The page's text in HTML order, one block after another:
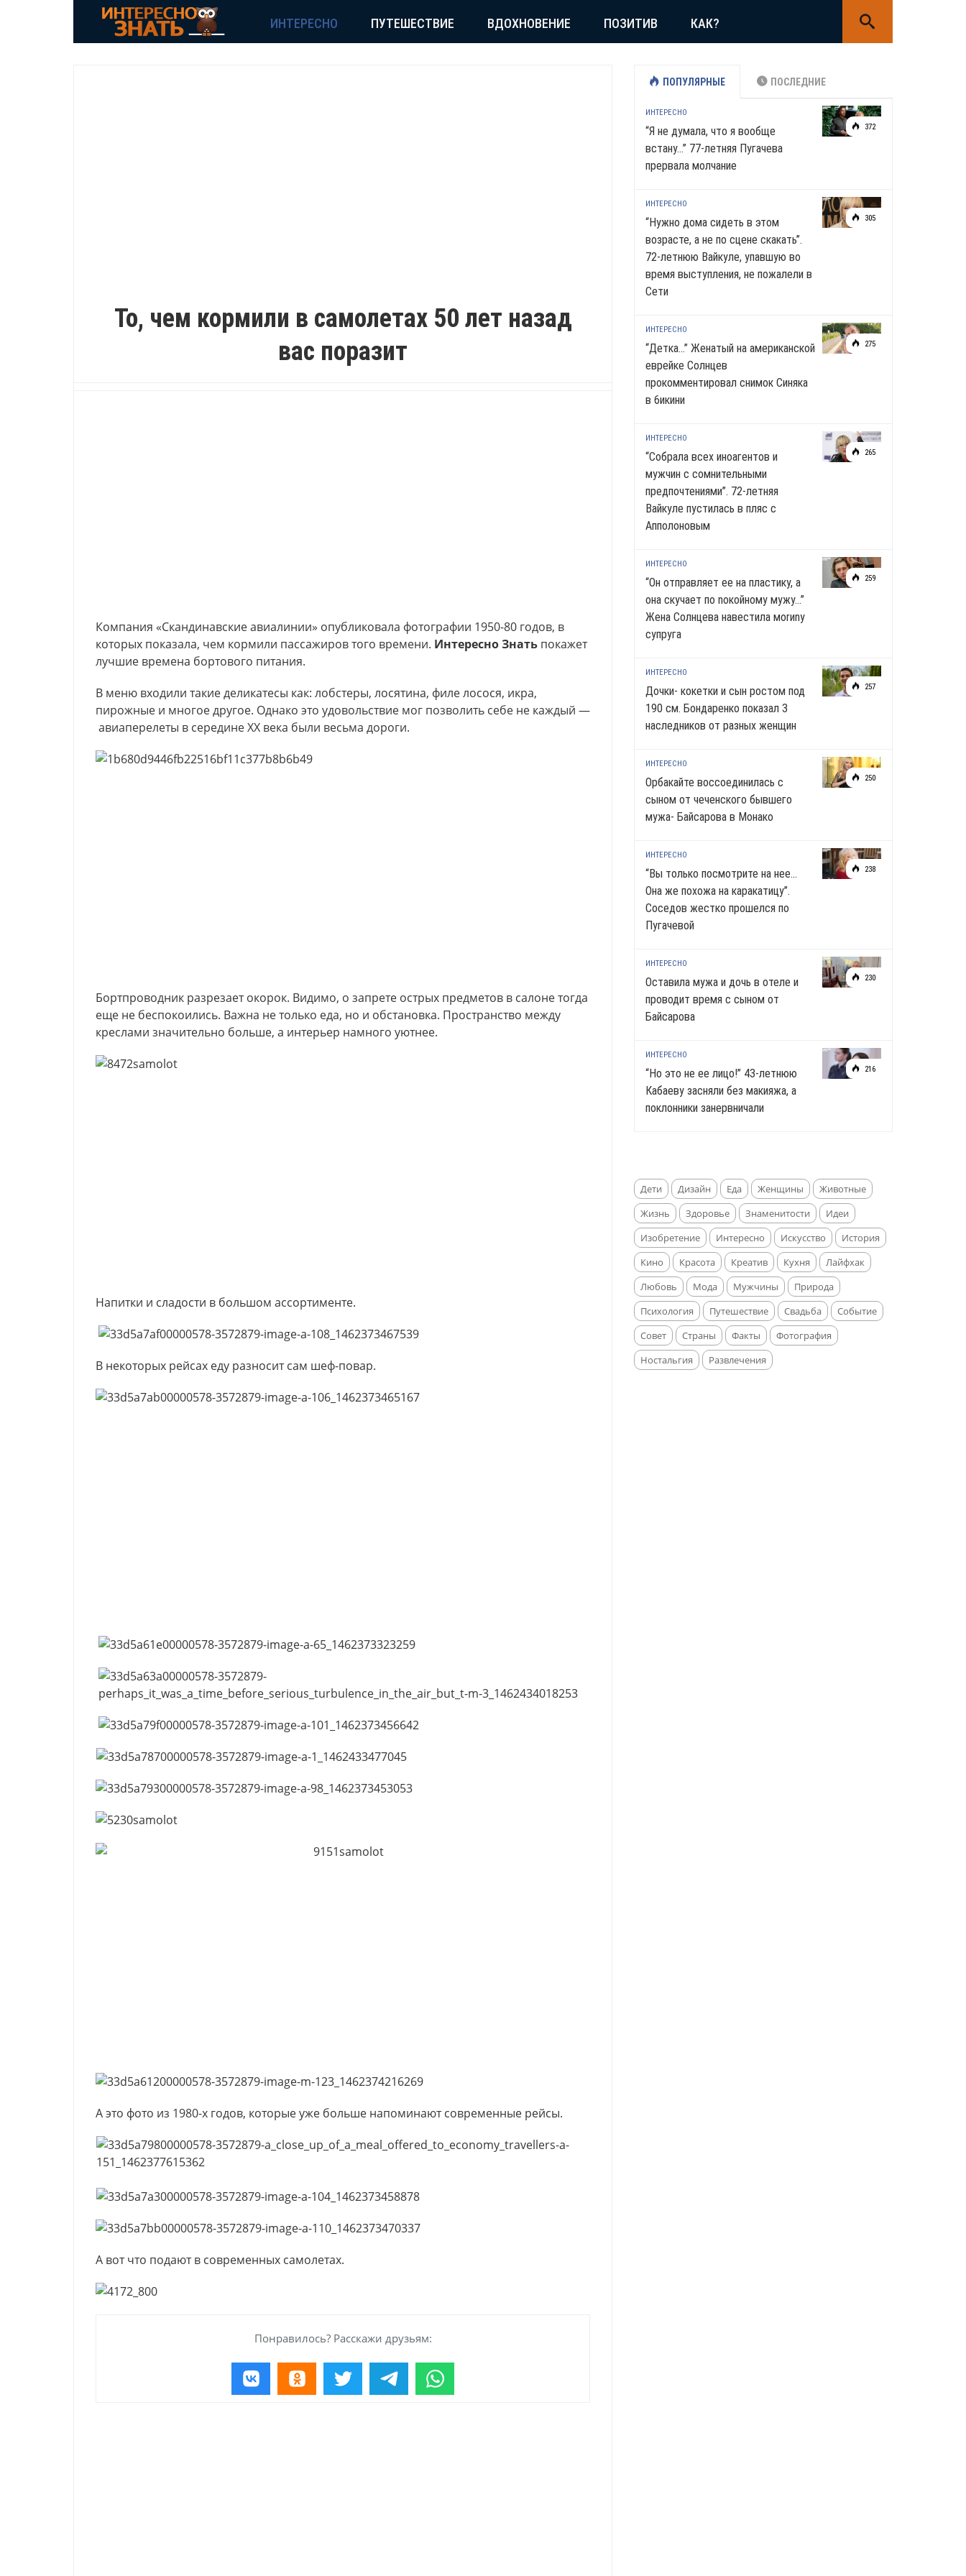
ИНТЕРЕСНО ПУТЕШЕСТВИЕ ВДОХНОВЕНИЕ ПОЗИТИВ КАК?
То, чем кормили в самолетах 50 лет назад
вас поразит
Компания «Скандинавские авиалинии» опубликовала фотографии 1950-80 годов, в
которых показала, чем кормили пассажиров того времени. Интересно Знать покажет
лучшие времена бортового питания.
В меню входили такие деликатесы как: лобстеры, лосятина, филе лосося, икра,
пирожные и многое другое. Однако это удовольствие мог позволить себе не каждый —
авиаперелеты в середине ХХ века были весьма дороги.
Бортпроводник разрезает окорок. Видимо, о запрете острых предметов в салоне тогда
еще не беспокоились. Важна не только еда, но и обстановка. Пространство между
креслами значительно больше, а интерьер намного уютнее.
Напитки и сладости в большом ассортименте.
В некоторых рейсах еду разносит сам шеф-повар.
А это фото из 1980-х годов, которые уже больше напоминают современные рейсы.
А вот что подают в современных самолетах.
Понравилось? Расскажи друзьям:
ПОПУЛЯРНЫЕ ПОСЛЕДНИЕ
372
ИНТЕРЕСНО
“Я не думала, что я вообще
встану…” 77-летняя Пугачева
прервала молчание
305
ИНТЕРЕСНО
“Нужно дома сидеть в этом
возрасте, а не по сцене скакать”.
72-летнюю Вайкуле, упавшую во
время выступления, не пожалели в
Сети
275
ИНТЕРЕСНО
“Детка…” Женатый на американской
еврейке Солнцев
прокомментировал снимок Синяка
в 6икини
265
ИНТЕРЕСНО
“Собрала всех иноагентов и
мужчин с сомнительными
предпочтениями”. 72-летняя
Вайкуле пустилась в пляс с
Апполоновым
259
ИНТЕРЕСНО
“Он отправляет ее на пластику, а
она скучает по noкoйномy мужу…”
Жена Солнцева навестила моrиnу
супруга
257
ИНТЕРЕСНО
Дочки- кокетки и сын ростом под
190 см. Бондаренко показал 3
наследников от разных женщин
250
ИНТЕРЕСНО
Орбакайте воссоединилась с
сыном от чеченского бывшего
мужа- Байсарова в Монако
238
ИНТЕРЕСНО
“Вы только посмотрите на нее…
Она же похожа на каракатицу”.
Соседов жестко прошелся по
Пугачевой
230
ИНТЕРЕСНО
Оставила мужа и дочь в отеле и
проводит время с сыном от
Байсарова
216
ИНТЕРЕСНО
“Но это не ее лицо!” 43-летнюю
Кабаеву засняли без макияжа, а
поклонники занервничали
Дети Дизайн Еда Женщины
Животные
Жизнь
Здоровье Знаменитости
Идеи
Изобретение
Интересно Искусство
История
Кино
Красота Креатив Кухня
Лайфхак
Любовь
Мода Мужчины
Природа
Психология
Путешествие Свадьба
Событие
Совет
Страны Факты
Фотография
Ностальгия
Развлечения